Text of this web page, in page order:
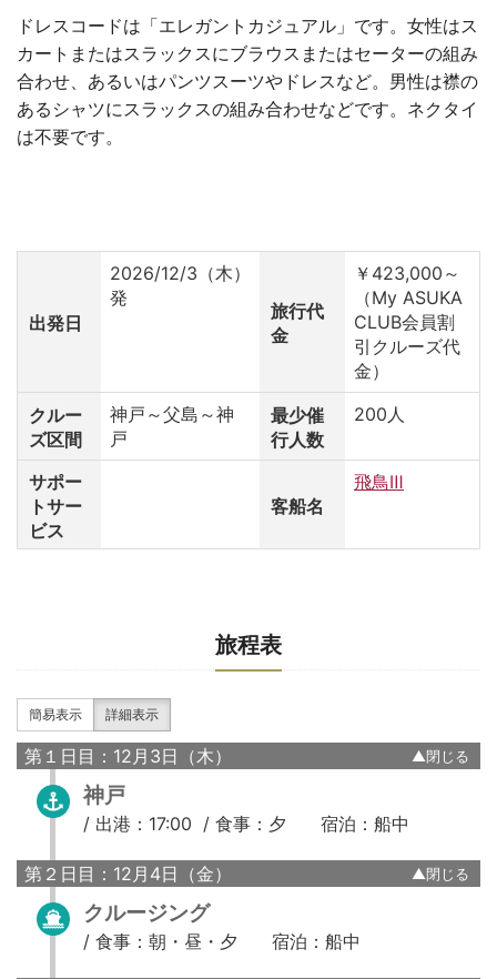
ドレスコードは「エレガントカジュアル」です。女性はス
カートまたはスラックスにブラウスまたはセーターの組み
合わせ、あるいはパンツスーツやドレスなど。男性は襟の
あるシャツにスラックスの組み合わせなどです。ネクタイ
は不要です。
出発日
2026/12/3（木）
発
旅行代
金
￥423,000～
（My ASUKA
CLUB会員割
引クルーズ代
金）
クルー
ズ区間
神戸～父島～神
戸
最少催
行人数
200人
サポー
トサー
ビス
客船名
飛鳥Ⅲ
旅程表
簡易表示 詳細表示
第１日目：12月3日（木）
神戸
/ 出港：17:00 / 食事：夕 宿泊：船中
第２日目：12月4日（金）
クルージング
/ 食事：朝・昼・夕 宿泊：船中